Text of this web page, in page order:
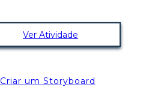
Ver Atividade
Criar um Storyboard